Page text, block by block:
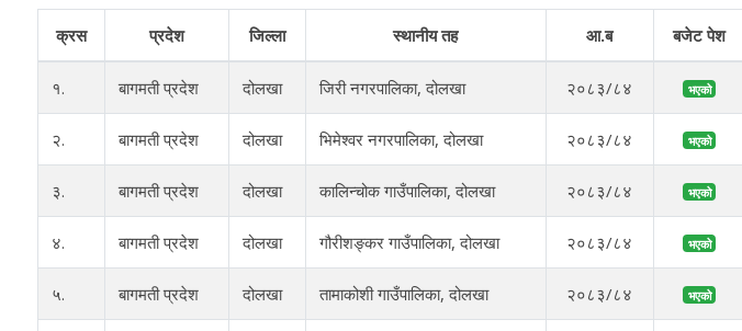
क्रस प्रदेश जिल्ला स्थानीय तह आ.ब बजेट पेश
१. बागमती प्रदेश दोलखा जिरी नगरपालिका, दोलखा २०८३/८४ भएको
२. बागमती प्रदेश दोलखा भिमेश्वर नगरपालिका, दोलखा २०८३/८४ भएको
३. बागमती प्रदेश दोलखा कालिन्चोक गाउँपालिका, दोलखा २०८३/८४ भएको
४. बागमती प्रदेश दोलखा गौरीशङ्कर गाउँपालिका, दोलखा २०८३/८४ भएको
५. बागमती प्रदेश दोलखा तामाकोशी गाउँपालिका, दोलखा २०८३/८४ भएको